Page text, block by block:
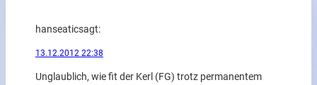
hanseaticsagt:
13.12.2012 22:38
Unglaublich, wie fit der Kerl (FG) trotz permanentem